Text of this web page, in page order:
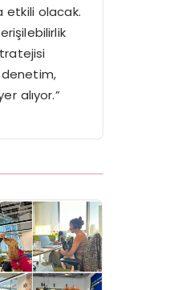
etkili olacak.
alıyor.”